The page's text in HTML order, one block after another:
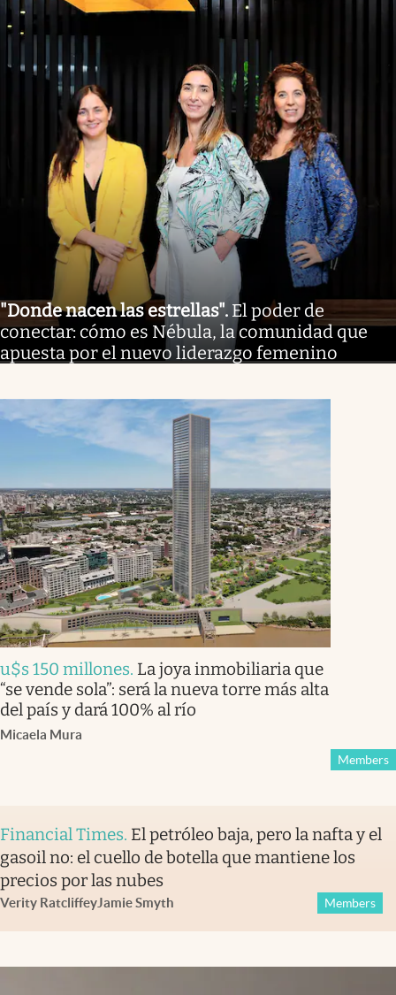
"Donde nacen las estrellas". El poder de
conectar: cómo es Nébula, la comunidad que
apuesta por el nuevo liderazgo femenino
u$s 150 millones. La joya inmobiliaria que
“se vende sola”: será la nueva torre más alta
del país y dará 100% al río
Micaela Mura
Members
Financial Times. El petróleo baja, pero la nafta y el
gasoil no: el cuello de botella que mantiene los
precios por las nubes
Verity RatcliffeyJamie Smyth Members